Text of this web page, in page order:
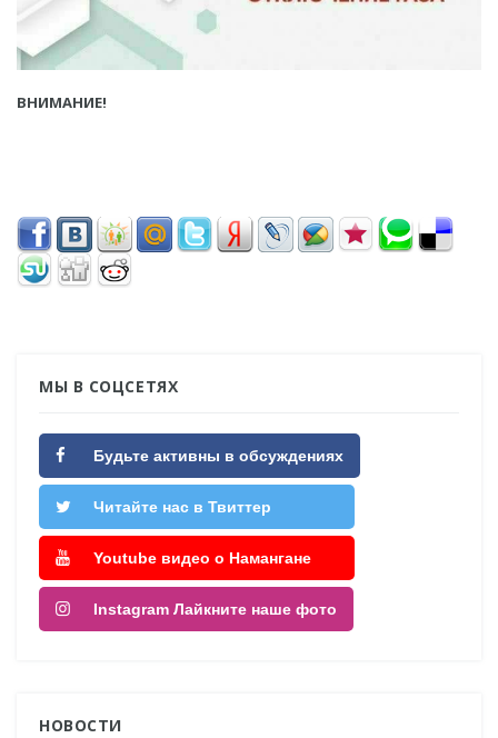
ВНИМАНИЕ!
МЫ В СОЦСЕТЯХ
Будьте активны в обсуждениях
Читайте нас в Твиттер
Youtube видео о Намангане
Instagram Лайкните наше фото
НОВОСТИ